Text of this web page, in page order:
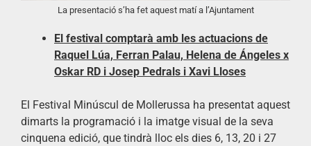
La presentació s’ha fet aquest matí a l’Ajuntament
El festival comptarà amb les actuacions de
Raquel Lúa, Ferran Palau, Helena de Ángeles x
Oskar RD i Josep Pedrals i Xavi Lloses
El Festival Minúscul de Mollerussa ha presentat aquest
dimarts la programació i la imatge visual de la seva
cinquena edició, que tindrà lloc els dies 6, 13, 20 i 27